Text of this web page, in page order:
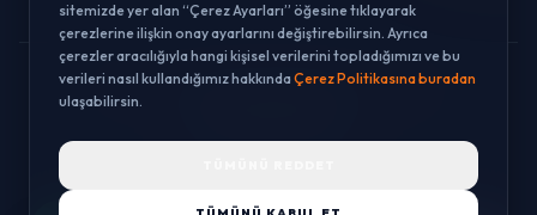
© 2026 LUSTWAY. TÜM HAKLARI SAKLIDIR.
sitemizde yer alan “Çerez Ayarları” öğesine tıklayarak
çerezlerine ilişkin onay ayarlarını değiştirebilirsin. Ayrıca
çerezler aracılığıyla hangi kişisel verilerini topladığımızı ve bu
verileri nasıl kullandığımız hakkındaÇerez Politikasına buradan
ulaşabilirsin.